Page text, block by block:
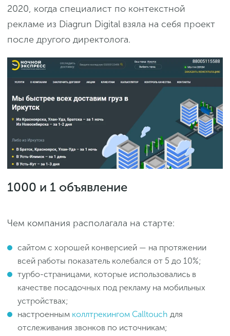
2020, когда специалист по контекстной
рекламе из Diagrun Digital взяла на себя проект
после другого директолога.
1000 и 1 объявление
Чем компания располагала на старте:
сайтом с хорошей конверсией — на протяжении
всей работы показатель колебался от 5 до 10%;
турбо-страницами, которые использовались в
качестве посадочных под рекламу на мобильных
устройствах;
настроенным коллтрекингом Calltouch для
отслеживания звонков по источникам;